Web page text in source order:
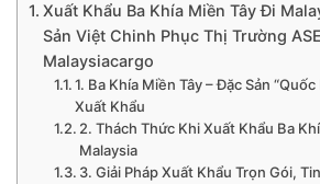
Xuất Khẩu Ba Khía Miền Tây Đi
Sản Việt Chinh Phục Thị Trường
Malaysiacargo
1. Ba Khía Miền Tây – Đặc Sản “Quốc
Xuất Khẩu
2. Thách Thức Khi Xuất Khẩu Ba
Malaysia
3. Giải Pháp Xuất Khẩu Trọn Gói,